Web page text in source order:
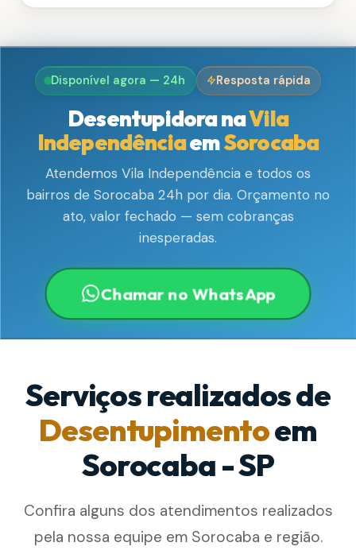
Disponível agora — 24h Resposta rápida
Desentupidora naVila
IndependênciaemSorocaba
Atendemos Vila Independência e todos os
bairros de Sorocaba 24h por dia. Orçamento no
ato, valor fechado — sem cobranças
inesperadas.
Chamar no WhatsApp
Serviços realizados de
Desentupimentoem
Sorocaba - SP
Confira alguns dos atendimentos realizados
pela nossa equipe em Sorocaba e região.